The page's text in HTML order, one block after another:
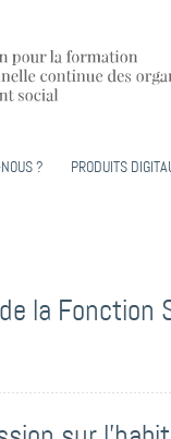
? PRODUITS
la Fonction